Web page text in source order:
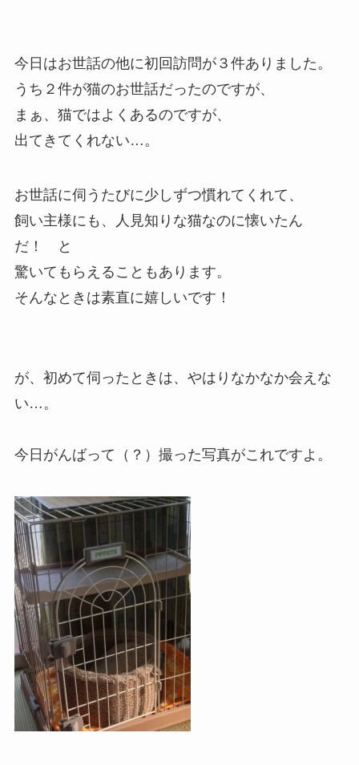
今日はお世話の他に初回訪問が３件ありました。
うち２件が猫のお世話だったのですが、
まぁ、猫ではよくあるのですが、
出てきてくれない…。
お世話に伺うたびに少しずつ慣れてくれて、
飼い主様にも、人見知りな猫なのに懐いたん
だ！ と
驚いてもらえることもあります。
そんなときは素直に嬉しいです！
が、初めて伺ったときは、やはりなかなか会えな
い…。
今日がんばって（？）撮った写真がこれですよ。